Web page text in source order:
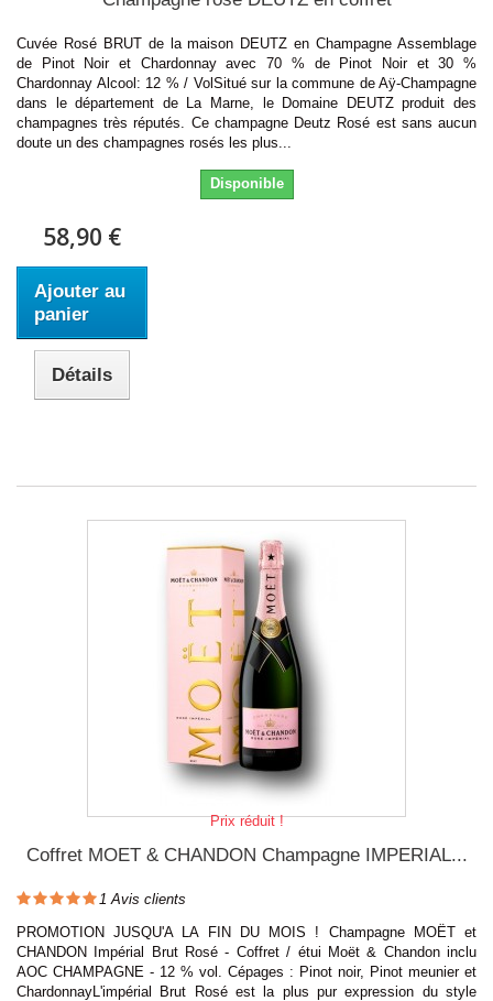
Cuvée Rosé BRUT de la maison DEUTZ en Champagne Assemblage
de Pinot Noir et Chardonnay avec 70 % de Pinot Noir et 30 %
Chardonnay Alcool: 12 % / VolSitué sur la commune de Aÿ-Champagne
dans le département de La Marne, le Domaine DEUTZ produit des
champagnes très réputés. Ce champagne Deutz Rosé est sans aucun
doute un des champagnes rosés les plus...
Disponible
58,90 €
Ajouter au
panier
Détails
Prix réduit !
Coffret MOET & CHANDON Champagne IMPERIAL...
1 Avis clients
PROMOTION JUSQU'A LA FIN DU MOIS ! Champagne MOËT et
CHANDON Impérial Brut Rosé - Coffret / étui Moët & Chandon inclu
AOC CHAMPAGNE - 12 % vol. Cépages : Pinot noir, Pinot meunier et
ChardonnayL'impérial Brut Rosé est la plus pur expression du style